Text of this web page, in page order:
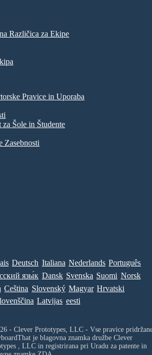
Različica za Ekipe
Pravice in Uporaba
za Šole in Študente
Zasebnosti
Deutsch Italiana Nederlands Português
язы́к Dansk Svenska Suomi Norsk
Ceština Slovenský Magyar Hrvatski
Latvijas eesti
- Clever Prototypes, LLC - Vse pravice
je blagovna znamka družbe Clever
, LLCin registrirana pri Uradu za patente in